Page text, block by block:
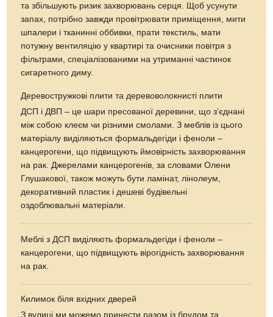
та збільшують ризик захворювань серця. Щоб усунути
запах, потрібно завжди провітрювати приміщення, мити
шпалери і тканинні оббивки, прати текстиль, мати
потужну вентиляцію у квартирі та очисники повітря з
фільтрами, спеціалізованими на утриманні частинок
сигаретного диму.
Деревостружкові плити та деревоволокнисті плити
ДСП і ДВП – це шари пресованої деревини, що з’єднані
між собою клеєм чи різними смолами. З меблів із цього
матеріалу виділяються формальдегіди і феноли –
канцерогени, що підвищують ймовірність захворювання
на рак. Джерелами канцерогенів, за словами Олени
Глушакової, також можуть бути ламінат, лінолеум,
декоративний пластик і дешеві будівельні
оздоблювальні матеріали.
Меблі з ДСП виділяють формальдегіди і феноли –
канцерогени, що підвищують вірогідність захворювання
на рак.
Килимок біля вхідних дверей
З вулиці ми можемо принести разом із брудом та